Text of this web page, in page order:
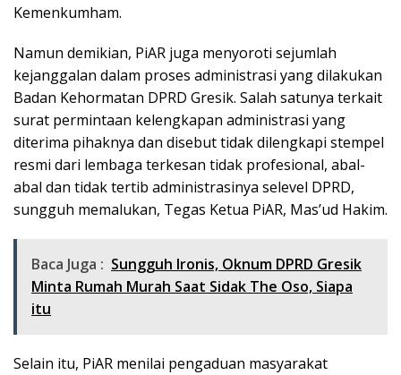
Kemenkumham.
Namun demikian, PiAR juga menyoroti sejumlah
kejanggalan dalam proses administrasi yang dilakukan
Badan Kehormatan DPRD Gresik. Salah satunya terkait
surat permintaan kelengkapan administrasi yang
diterima pihaknya dan disebut tidak dilengkapi stempel
resmi dari lembaga terkesan tidak profesional, abal-
abal dan tidak tertib administrasinya selevel DPRD,
sungguh memalukan, Tegas Ketua PiAR, Mas’ud Hakim.
Baca Juga : Sungguh Ironis, Oknum DPRD Gresik
Minta Rumah Murah Saat Sidak The Oso, Siapa
itu
Selain itu, PiAR menilai pengaduan masyarakat